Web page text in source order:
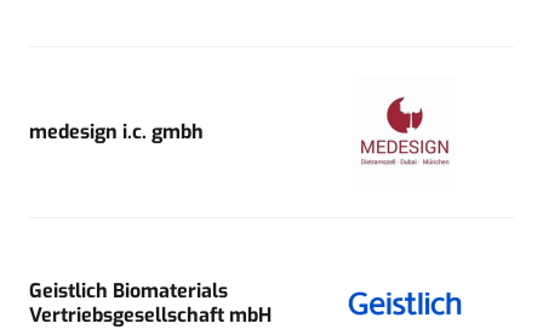
medesign i.c. gmbh
Geistlich Biomaterials
Vertriebsgesellschaft mbH